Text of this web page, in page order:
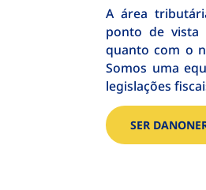
A área
ponto de vista
quanto com o
Somos uma
legislações
SER